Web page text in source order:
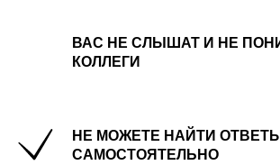
ВАС НЕ СЛЫШАТ И НЕ
КОЛЛЕГИ
НЕ МОЖЕТЕ НАЙТИ ОТВЕТЫ
САМОСТОЯТЕЛЬНО